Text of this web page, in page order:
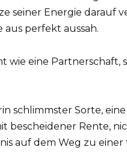
seiner Energie darauf
aus perfekt aussah.
wie eine Partnerschaft,
schlimmster Sorte,
bescheidener Rente,
auf dem Weg zu